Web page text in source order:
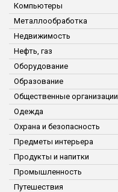
Компьютеры
Металлообработка
Недвижимость
Нефть, газ
Оборудование
Образование
Общественные организации
Одежда
Охрана и безопасность
Предметы интерьера
Продукты и напитки
Промышленность
Путешествия